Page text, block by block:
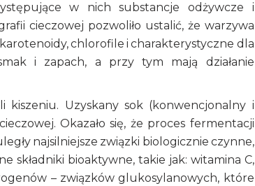
w nich substancje odżywcze i
cieczowej pozwoliło ustalić, że warzywa
chlorofile i charakterystyczne dla
i zapach, a przy tym mają działanie
kiszeniu. Uzyskany sok (konwencjonalny i
Okazało się, że proces fermentacji
najsilniejsze związki biologicznie czynne,
składniki bioaktywne, takie jak: witamina C,
– związków glukosylanowych, które